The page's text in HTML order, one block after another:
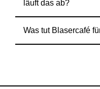
läuft das ab?
Was tut Blasercafé